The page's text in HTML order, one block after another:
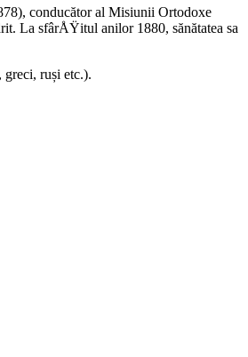
conducător al Misiunii Ortodoxe
La sfârÅŸitul anilor 1880, sănătatea sa
ruși etc.).